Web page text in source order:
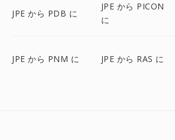
JPE から PDB に
JPE から PICON
に
JPE から PNM に JPE から RAS に